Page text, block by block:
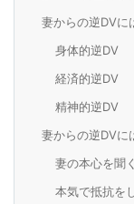
妻からの逆DVに
身体的逆DV
経済的逆DV
精神的逆DV
妻からの逆DVに
妻の本心を聞く
本気で抵抗を